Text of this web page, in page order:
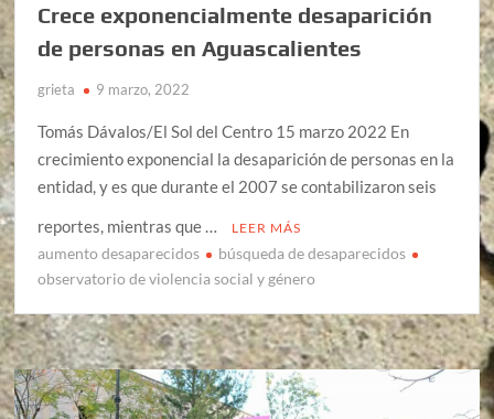
Crece exponencialmente desaparición
de personas en Aguascalientes
grieta 9 marzo, 2022
Tomás Dávalos/El Sol del Centro 15 marzo 2022 En
crecimiento exponencial la desaparición de personas en la
entidad, y es que durante el 2007 se contabilizaron seis
reportes, mientras que …
LEER MÁS
aumento desaparecidos
búsqueda de desaparecidos
observatorio de violencia social y género